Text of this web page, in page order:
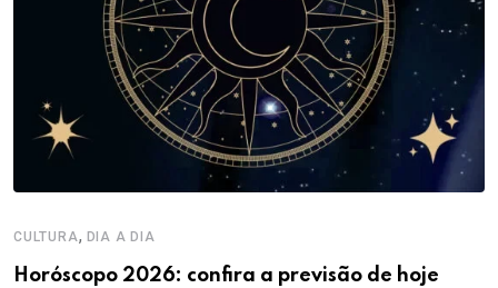
CULTURA, DIA A DIA
Horóscopo 2026: confira a previsão de hoje